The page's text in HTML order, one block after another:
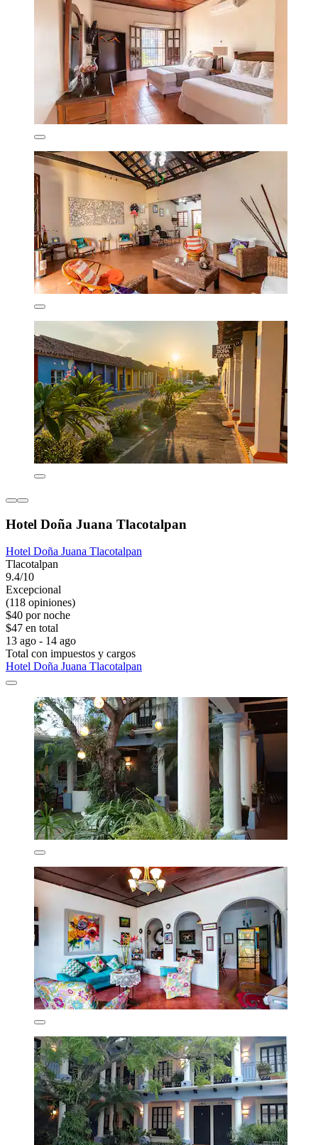
Hotel Doña Juana Tlacotalpan
Hotel Doña Juana Tlacotalpan
Tlacotalpan
9.4/10
Excepcional
(118 opiniones)
$40 por noche
$47 en total
13 ago - 14 ago
Total con impuestos y cargos
Hotel Doña Juana Tlacotalpan